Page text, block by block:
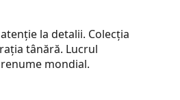
la detalii. Colecția
tânără. Lucrul
mondial.